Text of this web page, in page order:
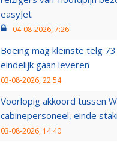
easyJet
04-08-2026, 7:26
Boeing mag kleinste telg
eindelijk gaan leveren
03-08-2026, 22:54
Voorlopig akkoord tussen
cabinepersoneel, einde
03-08-2026, 14:40